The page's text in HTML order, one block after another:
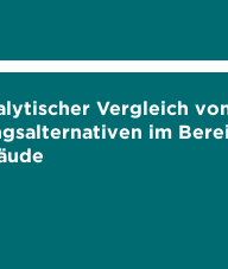
Vergleich
im